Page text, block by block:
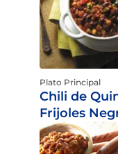
Plato Principal
Chili de
Frijoles